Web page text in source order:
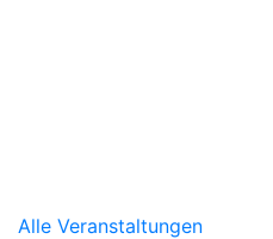
Alle Veranstaltungen